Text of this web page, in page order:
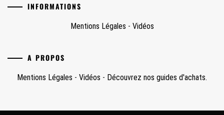
INFORMATIONS
Mentions Légales - Vidéos
A PROPOS
Mentions Légales - Vidéos - Découvrez nos guides d'achats.